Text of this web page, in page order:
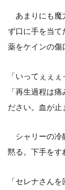
あまりにも魔
ず口に手を当
薬をケインの傷
「いってぇぇぇ
「再生過程は
ださい。血が止
シャリーの冷
黙る。下手をす
「セレナさん